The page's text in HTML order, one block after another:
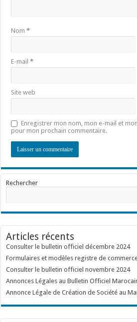
Nom*
E-mail*
Site web
Enregistrer mon nom, mon e-mail et
pour mon prochain commentaire.
Rechercher
Articles récents
Consulter le bulletin officiel décembre 2024
Formulaires et modèles registre de
Consulter le bulletin officiel novembre 2024
Annonces Légales au Bulletin Officiel
Annonce Légale de Création de Société au